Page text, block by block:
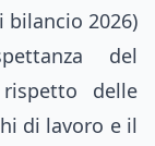
bilancio 2026)
del
delle
di lavoro e il